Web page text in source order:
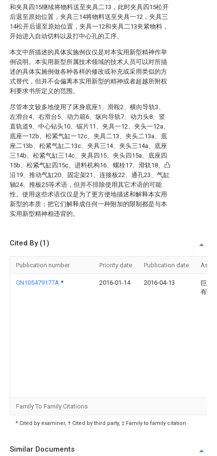
和夹具四15继续将物料送至夹具二13，此时夹具四15松开
后退至原始位置，夹具三14将物料送至夹具一12，夹具三
14松开后退至原始位置，夹具一12和夹具二13夹紧物料，
开始进入自动切料以及打中心孔的工序。
本文中所描述的具体实施例仅仅是对本实用新型精神作举
例说明。本实用新型所属技术领域的技术人员可以对所描
述的具体实施例做各种各样的修改或补充或采用类似的方
式替代，但并不会偏离本实用新型的精神或者超越所附权
利要求书所定义的范围。
尽管本文较多地使用了床身底座1、滑鞍2、横向导轨3、
左滑台4、右滑台5、动力箱6、纵向导轨7、动力头8、竖
直轨道9、中心钻头10、锯片11、夹具一12、夹头一12a、
底座一12b、松紧气缸一12c、夹具二13、夹头二13a、底
座二13b、松紧气缸二13c、夹具三14、夹头三14a、底座
三14b、松紧气缸三14c、夹具四15、夹头四15a、底座四
15b、松紧气缸四15c、进料机构16、螺栓17、滑轨18、凸
沿19、推动气缸20、固定架21、连接板22、通孔23、气缸
轴24、推板25等术语，但并不排除使用其它术语的可能
性。使用这些术语仅仅是为了更方便地描述和解释本实用
新型的本质；把它们解释成任何一种附加的限制都是与本
实用新型精神相违背的。
Cited By (1)
Publication number Priority date Publication date
CN105479177A * 2016-01-14 2016-04-13
巨鑫
有限
Family To Family Citations
* Cited by examiner, † Cited by third party, ‡ Family to family citation
Similar Documents